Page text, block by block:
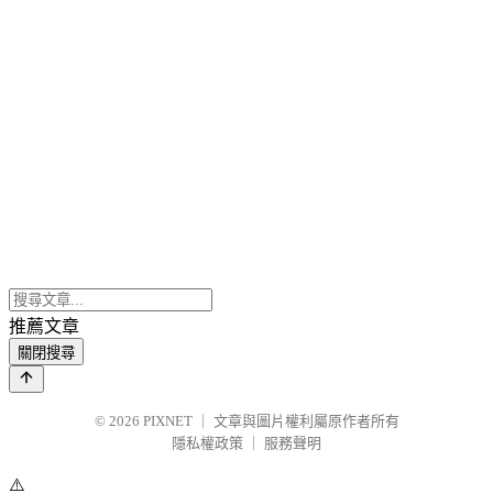
推薦文章
關閉搜尋
© 2026 PIXNET
文章與圖片權利屬原作者所有
隱私權政策
服務聲明
⚠️